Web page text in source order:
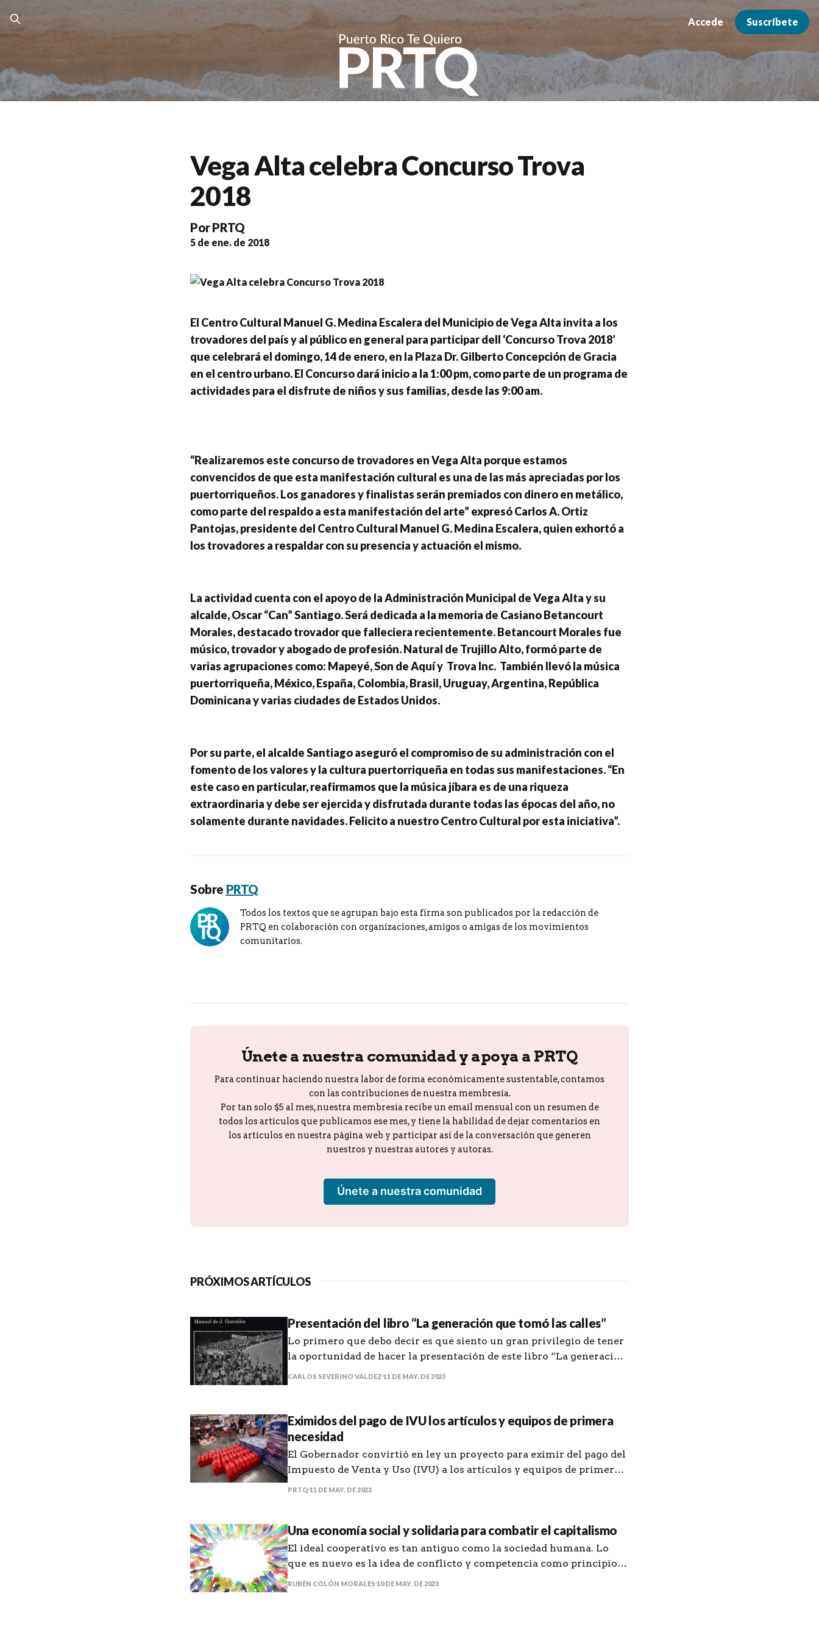
Accede Suscríbete
Vega Alta celebra Concurso Trova
2018
PorPRTQ
5 de ene. de 2018
El Centro Cultural Manuel G. Medina Escalera del Municipio de Vega Alta invita a los
trovadores del país y al público en general para participar dell ‘Concurso Trova 2018’
que celebrará el domingo, 14 de enero, en la Plaza Dr. Gilberto Concepción de Gracia
en el centro urbano. El Concurso dará inicio a la 1:00 pm, como parte de un programa de
actividades para el disfrute de niños y sus familias, desde las 9:00 am.
“Realizaremos este concurso de trovadores en Vega Alta porque estamos
convencidos de que esta manifestación cultural es una de las más apreciadas por los
puertorriqueños. Los ganadores y finalistas serán premiados con dinero en metálico,
como parte del respaldo a esta manifestación del arte” expresó Carlos A. Ortiz
Pantojas, presidente del Centro Cultural Manuel G. Medina Escalera, quien exhortó a
los trovadores a respaldar con su presencia y actuación el mismo.
La actividad cuenta con el apoyo de la Administración Municipal de Vega Alta y su
alcalde, Oscar “Can” Santiago. Será dedicada a la memoria de Casiano Betancourt
Morales, destacado trovador que falleciera recientemente. Betancourt Morales fue
músico, trovador y abogado de profesión. Natural de Trujillo Alto, formó parte de
varias agrupaciones como: Mapeyé, Son de Aquí y Trova Inc. También llevó la música
puertorriqueña, México, España, Colombia, Brasil, Uruguay, Argentina, República
Dominicana y varias ciudades de Estados Unidos.
Por su parte, el alcalde Santiago aseguró el compromiso de su administración con el
fomento de los valores y la cultura puertorriqueña en todas sus manifestaciones. “En
este caso en particular, reafirmamos que la música jíbara es de una riqueza
extraordinaria y debe ser ejercida y disfrutada durante todas las épocas del año, no
solamente durante navidades. Felicito a nuestro Centro Cultural por esta iniciativa”.
Sobre PRTQ
Todos los textos que se agrupan bajo esta firma son publicados por la redacción de
PRTQ en colaboración con organizaciones, amigos o amigas de los movimientos
comunitarios.
Únete a nuestra comunidad y apoya a PRTQ
Para continuar haciendo nuestra labor de forma económicamente sustentable, contamos
con las contribuciones de nuestra membresía.
Por tan solo $5 al mes, nuestra membresía recibe un email mensual con un resumen de
todos los artículos que publicamos ese mes, y tiene la habilidad de dejar comentarios en
los artículos en nuestra página web y participar así de la conversación que generen
nuestros y nuestras autores y autoras.
Únete a nuestra comunidad
PRÓXIMOS ARTÍCULOS
Presentación del libro “La generación que tomó las calles”
Lo primero que debo decir es que siento un gran privilegio de tener
la oportunidad de hacer la presentación de este libro “La generación
que tomó las calles” del amigo Manuel de J. González. Le agradezco
CARLOS SEVERINO VALDEZ 11 DE MAY. DE 2023
Eximidos del pago de IVU los artículos y equipos de primera
necesidad
El Gobernador convirtió en ley un proyecto para eximir del pago del
Impuesto de Venta y Uso (IVU) a los artículos y equipos de primera
necesidad para la temporada de huracanes. Estarán exentos del IVU
PRTQ 11 DE MAY. DE 2023
Una economía social y solidaria para combatir el capitalismo
El ideal cooperativo es tan antiguo como la sociedad humana. Lo
que es nuevo es la idea de conflicto y competencia como principio
del progreso económico. — Pioneros de Rochdale La promesa de
RUBÉN COLÓN MORALES 10 DE MAY. DE 2023